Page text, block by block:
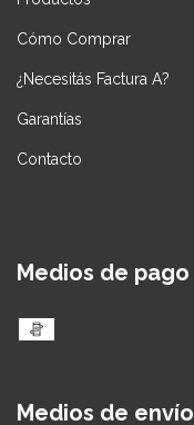
Cómo Comprar
¿Necesitás Factura A?
Garantías
Contacto
Medios de pago
Medios de envío